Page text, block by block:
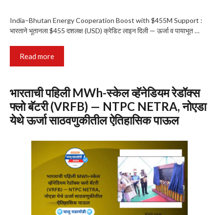
India–Bhutan Energy Cooperation Boost with $455M Support :
भारताने भूतानला $455 दशलक्ष (USD) क्रेडिट लाइन दिली — ऊर्जा व पायाभूत …
Read more
भारताची पहिली MWh-स्केल व्हॅनेडियम रेडॉक्स
फ्लो बॅटरी (VRFB) — NTPC NETRA, नोएडा
येथे ऊर्जा साठवणुकीतील ऐतिहासिक पाऊल